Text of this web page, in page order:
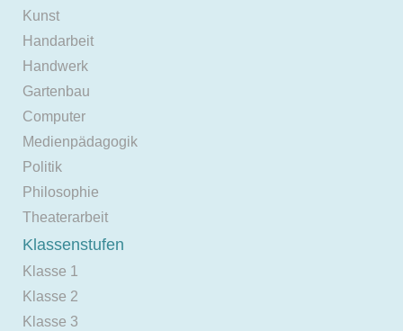
Kunst
Handarbeit
Handwerk
Gartenbau
Computer
Medienpädagogik
Politik
Philosophie
Theaterarbeit
Klassenstufen
Klasse 1
Klasse 2
Klasse 3